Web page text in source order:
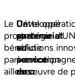
Le
programme
bénéficie
par
ailleurs
Un
partenariat
au
service
du
Développé
en
co-
promotion
avec
Cette
stratégie
solutions
à
en œuvre de